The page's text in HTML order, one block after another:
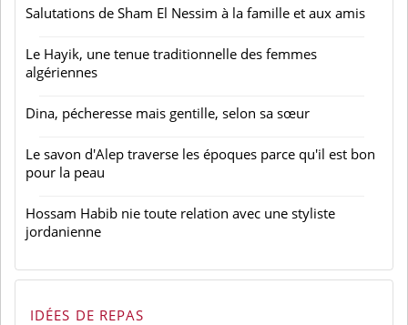
Salutations de Sham El Nessim à la famille et aux amis
Le Hayik, une tenue traditionnelle des femmes
algériennes
Dina, pécheresse mais gentille, selon sa sœur
Le savon d'Alep traverse les époques parce qu'il est bon
pour la peau
Hossam Habib nie toute relation avec une styliste
jordanienne
IDÉES DE REPAS